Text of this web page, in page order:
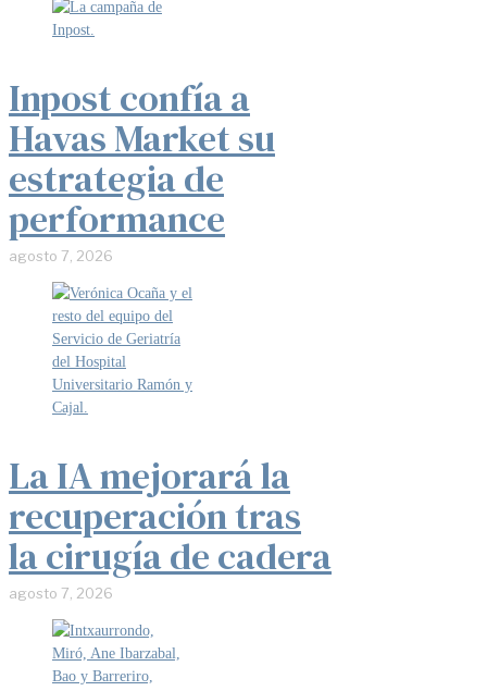
Inpost confía a
Havas Market su
estrategia de
performance
agosto 7, 2026
La IA mejorará la
recuperación tras
la cirugía de cadera
agosto 7, 2026